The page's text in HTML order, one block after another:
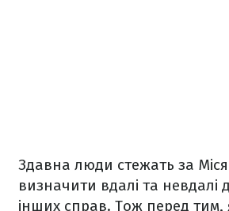
Здавна люди стежать за
визначити вдалі та невдалі
інших справ. Тож перед тим,